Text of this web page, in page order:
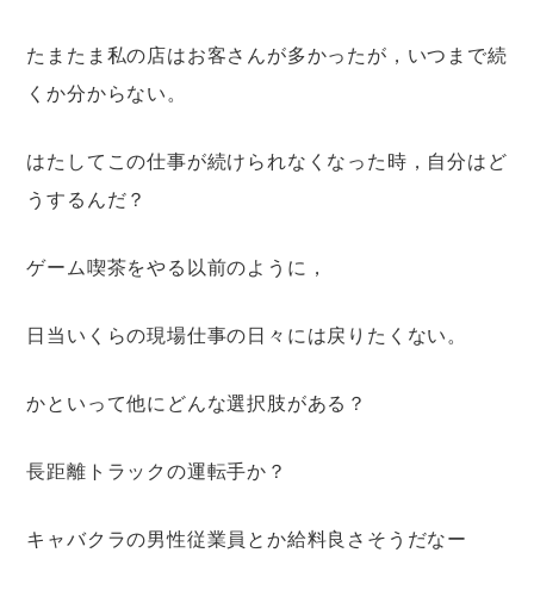
たまたま私の店はお客さんが多かったが，いつまで続
くか分からない。
はたしてこの仕事が続けられなくなった時，自分はど
うするんだ？
ゲーム喫茶をやる以前のように，
日当いくらの現場仕事の日々には戻りたくない。
かといって他にどんな選択肢がある？
長距離トラックの運転手か？
キャバクラの男性従業員とか給料良さそうだなー